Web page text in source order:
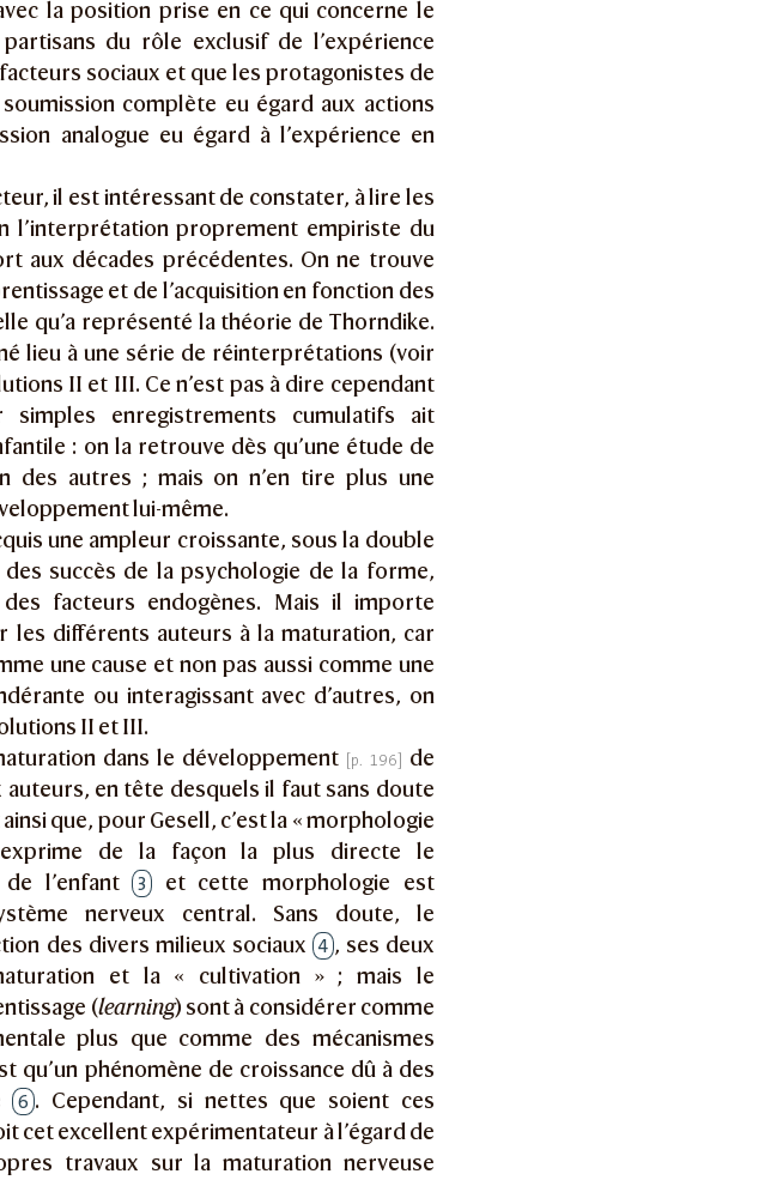
la position prise en ce qui concerne le
du rôle exclusif de l’expérience
sociaux et que les protagonistes de
complète eu égard aux actions
analogue eu égard à l’expérience en
il est intéressant de constater, à lire les
l’interprétation proprement empiriste du
aux décades précédentes. On ne trouve
et de l’acquisition en fonction des
qu’a représenté la théorie de Thorndike.
lieu à une série de réinterprétations (voir
II et III. Ce n’est pas à dire cependant
enregistrements cumulatifs ait
: on la retrouve dès qu’une étude de
des autres ; mais on n’en tire plus une
lui-même.
une ampleur croissante, sous la double
succès de la psychologie de la forme,
facteurs endogènes. Mais il importe
les différents auteurs à la maturation, car
une cause et non pas aussi comme une
ou interagissant avec d’autres, on
II et III.
dans le développement
de
en tête desquels il faut sans doute
ainsi que, pour Gesell, c’est la « morphologie
de la façon la plus directe le
de l’enfant 3
et cette morphologie est
nerveux central. Sans doute, le
des divers milieux sociaux 4 , ses deux
et la « cultivation » ; mais le
(learning) sont à considérer comme
plus que comme des mécanismes
qu’un phénomène de croissance dû à des
6 . Cependant, si nettes que soient ces
cet excellent expérimentateur à l’égard de
travaux sur la maturation nerveuse